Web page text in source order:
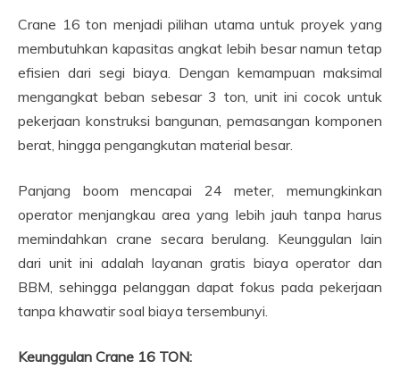
Crane 16 ton menjadi pilihan utama untuk proyek yang
membutuhkan kapasitas angkat lebih besar namun tetap
efisien dari segi biaya. Dengan kemampuan maksimal
mengangkat beban sebesar 3 ton, unit ini cocok untuk
pekerjaan konstruksi bangunan, pemasangan komponen
berat, hingga pengangkutan material besar.
Panjang boom mencapai 24 meter, memungkinkan
operator menjangkau area yang lebih jauh tanpa harus
memindahkan crane secara berulang. Keunggulan lain
dari unit ini adalah layanan gratis biaya operator dan
BBM, sehingga pelanggan dapat fokus pada pekerjaan
tanpa khawatir soal biaya tersembunyi.
Keunggulan Crane 16 TON: